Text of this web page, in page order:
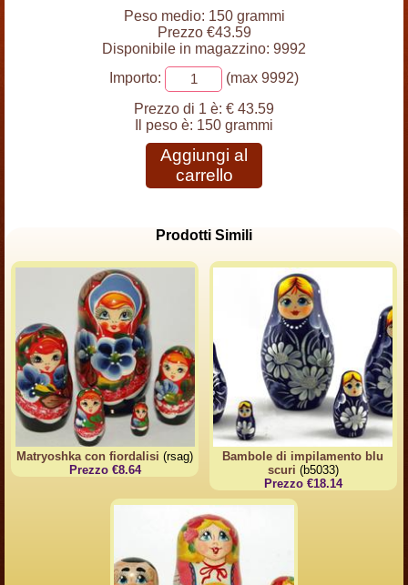
Peso medio: 150 grammi
Prezzo €43.59
Disponibile in magazzino: 9992
Importo:
(max 9992)
Prezzo di 1 è: € 43.59
Il peso è: 150 grammi
Aggiungi al
carrello
Prodotti Simili
Matryoshka con fiordalisi (rsag)
Prezzo €8.64
Bambole di impilamento blu
scuri (b5033)
Prezzo €18.14